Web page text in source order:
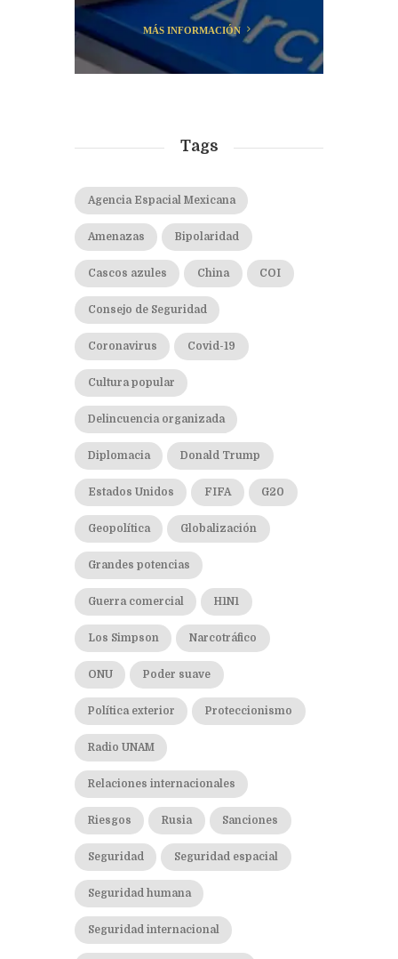
MÁS INFORMACIÓN
Tags
Agencia Espacial Mexicana
Amenazas Bipolaridad
Cascos azules China COI
Consejo de Seguridad
Coronavirus Covid-19
Cultura popular
Delincuencia organizada
Diplomacia Donald Trump
Estados Unidos FIFA G20
Geopolítica Globalización
Grandes potencias
Guerra comercial H1N1
Los Simpson Narcotráfico
ONU Poder suave
Política exterior Proteccionismo
Radio UNAM
Relaciones internacionales
Riesgos Rusia Sanciones
Seguridad Seguridad espacial
Seguridad humana
Seguridad internacional